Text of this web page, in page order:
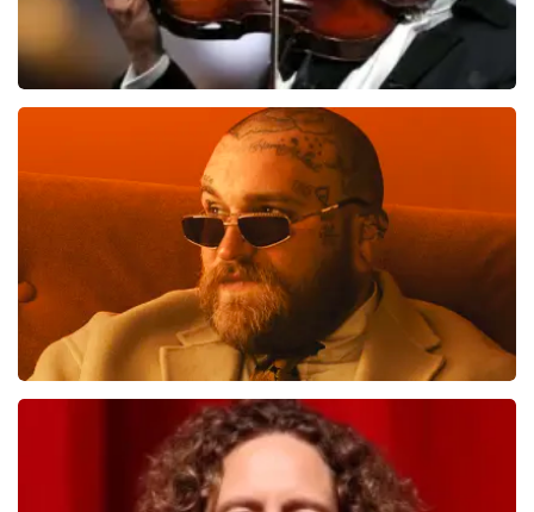
laatste 30 minuten
BESTEL NU
Teddy Swims
laatste 30 minuten
BESTEL NU